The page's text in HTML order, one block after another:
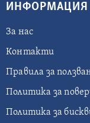
ИНФОРМАЦИЯ
За нас
Контакти
Правила за
Политика за
Политика за